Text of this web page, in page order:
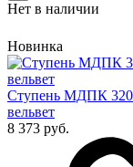
Нет в наличии
Новинка
Cтупень МДПК
вельвет
8 373 руб.